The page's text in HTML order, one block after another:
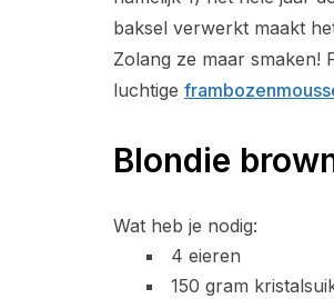
baksel verwerkt maakt
Zolang ze maar smaken!
luchtige
Blondie
Wat heb je nodig:
4 eieren
150 gram